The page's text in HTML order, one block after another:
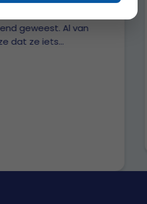
geweest. Al van
dat ze iets...